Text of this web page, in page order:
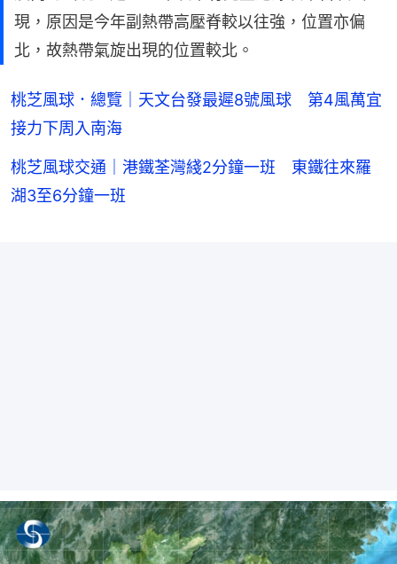
現，原因是今年副熱帶高壓脊較以往強，位置亦偏
北，故熱帶氣旋出現的位置較北。
桃芝風球．總覽｜天文台發最遲8號風球 第4風萬宜
接力下周入南海
桃芝風球交通｜港鐵荃灣綫2分鐘一班 東鐵往來羅
湖3至6分鐘一班